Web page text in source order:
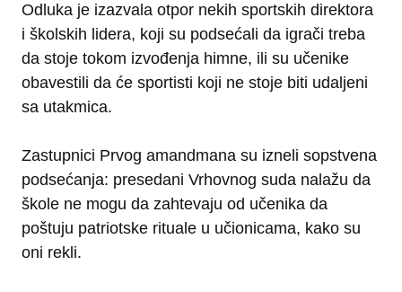
Odluka je izazvala otpor nekih sportskih direktora
i školskih lidera, koji su podsećali da igrači treba
da stoje tokom izvođenja himne, ili su učenike
obavestili da će sportisti koji ne stoje biti udaljeni
sa utakmica.
Zastupnici Prvog amandmana su izneli sopstvena
podsećanja: presedani Vrhovnog suda nalažu da
škole ne mogu da zahtevaju od učenika da
poštuju patriotske rituale u učionicama, kako su
oni rekli.